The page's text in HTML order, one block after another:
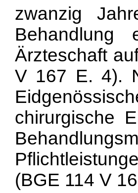
zwanzig
Ärzteschaft
V 167 E. 4).
chirurgische
(BGE 114 V